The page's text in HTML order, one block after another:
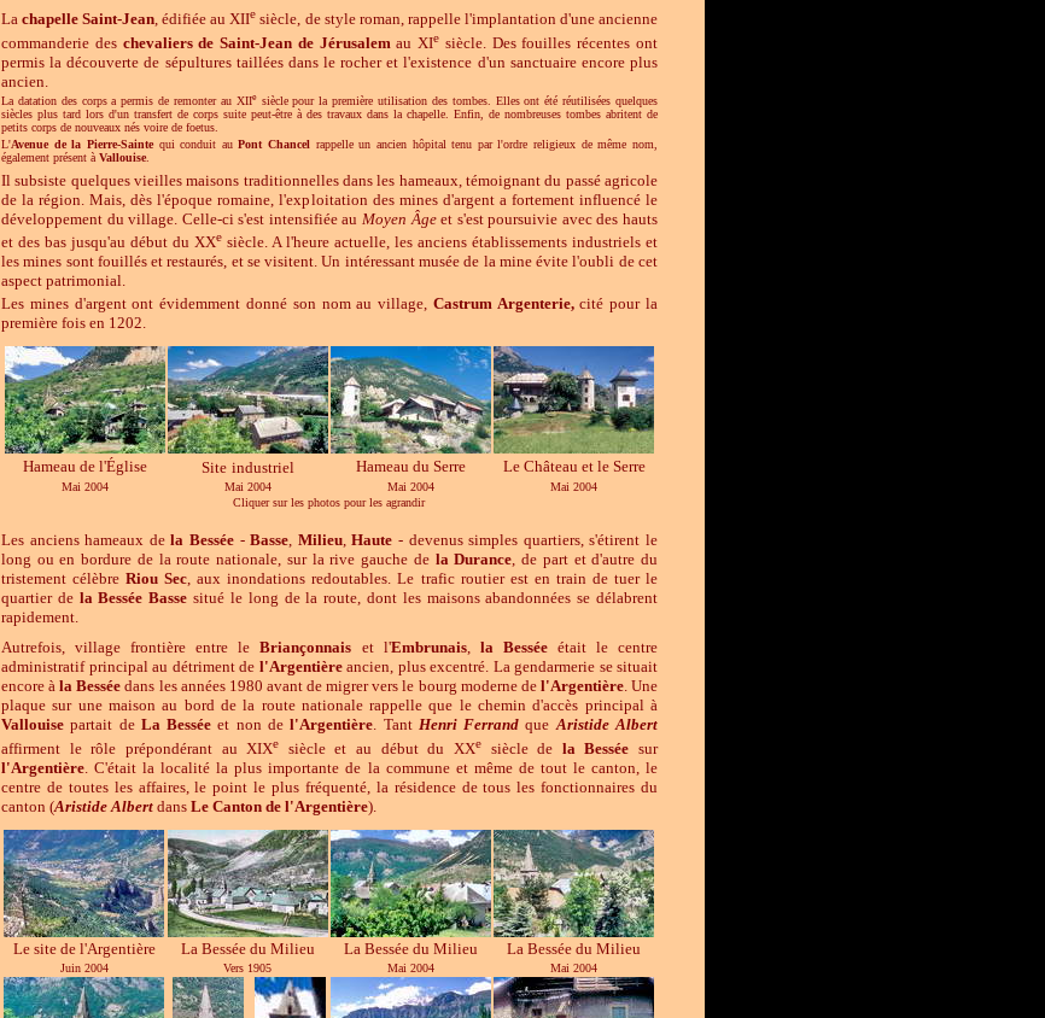
Lachapelle Saint-Jean, édifiée au XIIe siècle, de style roman, rappelle l'implantation d'une ancienne
commanderie des chevaliers de Saint-Jean de Jérusalem au XIe siècle. Des fouilles récentes ont
permis la découverte de sépultures taillées dans le rocher et l'existence d'un sanctuaire encore plus
ancien.
La datation des corps a permis de remonter au XIIesiècle pour la première utilisation des tombes. Elles ont été réutilisées quelques
siècles plus tard lors d'un transfert de corps suite peut-être à des travaux dans la chapelle. Enfin, de nombreuses tombes abritent de
petits corps de nouveaux nés voire de foetus.
L'Avenue de la Pierre-Saintequi conduit auPont Chancel rappelle un ancien hôpital tenu par l'ordre religieux de même nom,
également présent à Vallouise
Il subsiste quelques vieilles maisons traditionnelles dans les hameaux, témoignant du passé agricole
de la région. Mais, dès l'époque romaine, l'exploitation des mines d'argent a fortement influencé le
développement du village. Celle-ci s'est intensifiée au Moyen Âgeet s'est poursuivie avec des hauts
et des bas jusqu'au début du XXe siècle. A l'heure actuelle, les anciens établissements industriels et
les mines sont fouillés et restaurés, et se visitent. Un intéressant musée de la mine évite l'oubli de cet
aspect patrimonial.
Les mines d'argent ont évidemment donné son nom au village, Castrum Argenterie,cité pour la
première fois en 1202.
Hameau de l'Église Site industriel Hameau du Serre Le Château et le Serre
Mai 2004 Mai 2004 Mai 2004
Mai 2004
Cliquer sur les photos pour les agrandir
Les anciens hameaux dela Bessée -Basse, Milieu,Haute - devenus simples quartiers, s'étirent le
long ou en bordure de la route nationale, sur la rive gauche de la Durance, de part et d'autre du
tristement célèbreRiou Sec, aux inondations redoutables. Le trafic routier est en train de tuer le
quartier dela Bessée Basse situé le long de la route, dont les maisons abandonnées se délabrent
rapidement.
Autrefois, village frontière entre leBriançonnais et l'Embrunais, la Bessée était le centre
administratif principal au détriment de l'Argentièreancien, plus excentré. La gendarmerie se situait
encore àla Bessée dans les années 1980 avant de migrer vers le bourg moderne de l'Argentière. Une
plaque sur une maison au bord de la route nationale rappelle que le chemin d'accès principal à
Vallouise partait de La Bessée et non del'Argentière. Tant Henri Ferrand queAristide Albert
affirment le rôle prépondérant au XIXe siècle et au début du XXesiècle de la Bessée sur
l'Argentière . C'était la localité la plus importante de la commune et même de tout le canton, le
centre de toutes les affaires, le point le plus fréquenté, la résidence de tous les fonctionnaires du
canton (Aristide Albert dans Le Canton de l'Argentière).
Le site de l'Argentière La Bessée du Milieu La Bessée du Milieu La Bessée du Milieu
Juin 2004 Vers 1905 Mai 2004 Mai 2004